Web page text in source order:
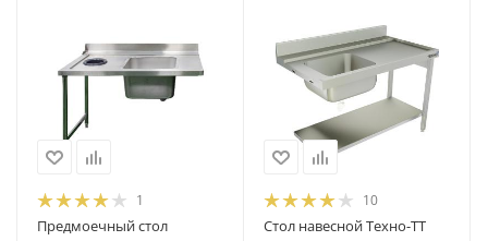
1
Предмоечный стол
10
Стол навесной Техно-ТТ